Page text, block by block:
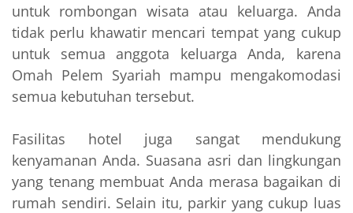
untuk rombongan wisata atau keluarga. Anda
tidak perlu khawatir mencari tempat yang cukup
untuk semua anggota keluarga Anda, karena
Omah Pelem Syariah mampu mengakomodasi
semua kebutuhan tersebut.
Fasilitas hotel juga sangat mendukung
kenyamanan Anda. Suasana asri dan lingkungan
yang tenang membuat Anda merasa bagaikan di
rumah sendiri. Selain itu, parkir yang cukup luas